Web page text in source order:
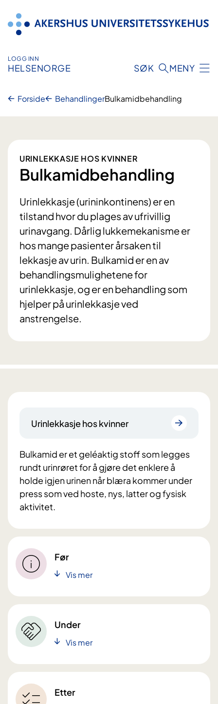
innhold
LOGG INN
HELSENORGE SØK MENY
Forside BehandlingerBulkamidbehandling
URINLEKKASJE HOS KVINNER
Bulkamidbehandling
Urinlekkasje (urininkontinens) er en
tilstand hvor du plages av ufrivillig
urinavgang. Dårlig lukkemekanisme er
hos mange pasienter årsaken til
lekkasje av urin. Bulkamid er en av
behandlingsmulighetene for
urinlekkasje, og er en behandling som
hjelper på urinlekkasje ved
anstrengelse.
Urinlekkasje hos kvinner
Bulkamid er et geléaktig stoff som legges
rundt urinrøret for å gjøre det enklere å
holde igjen urinen når blæra kommer under
press som ved hoste, nys, latter og fysisk
aktivitet.
Før
Vis mer
Under
Vis mer
Etter